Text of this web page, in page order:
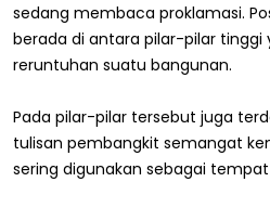
sedang membaca proklamasi.
berada di antara pilar-pilar tinggi
reruntuhan suatu bangunan.
Pada pilar-pilar tersebut juga
tulisan pembangkit semangat
sering digunakan sebagai